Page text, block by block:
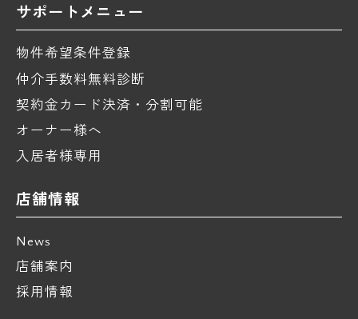
サポートメニュー
物件希望条件登録
仲介手数料無料診断
契約金カード決済・分割可能
オーナー様へ
入居者様専用
店舗情報
News
店舗案内
採用情報